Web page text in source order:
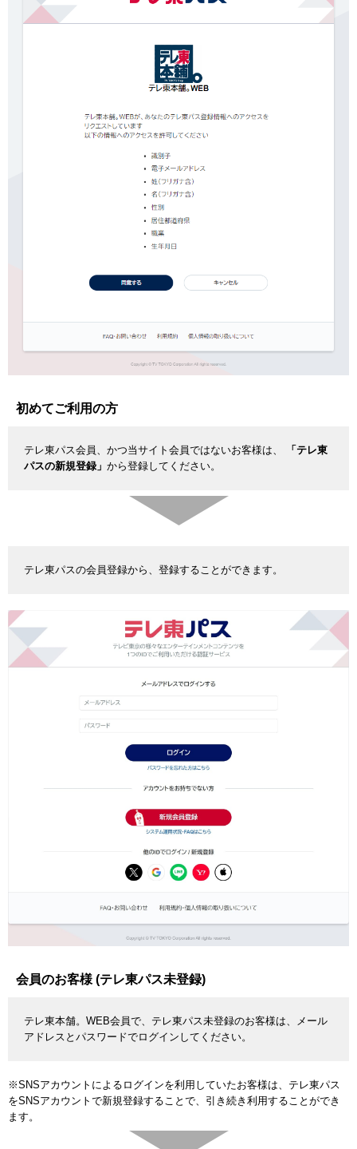
初めてご利用の方
テレ東パス会員、かつ当サイト会員ではないお客様は、
「テレ東
パスの新規登録」 から登録してください。
テレ東パスの会員登録から、登録することができます。
会員のお客様 (テレ東パス未登録)
テレ東本舗。WEB会員で、テレ東パス未登録のお客様は、メール
アドレスとパスワードでログインしてください。
※SNSアカウントによるログインを利用していたお客様は、テレ東パス
をSNSアカウントで新規登録することで、引き続き利用することができ
ます。